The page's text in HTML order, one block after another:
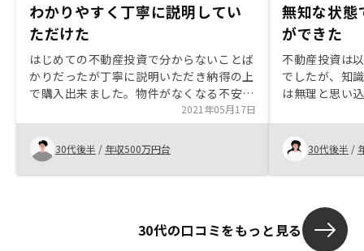
わかりやすく丁寧に説明してい
ただけた
はじめての不動産投資で分からないことば
かりだったが丁寧に説明いただき納得の上
で購入出来ました。物件がなくなる不安は
確かにあるが、時間にゆとりを持ってじっ
くり進められれば心にもゆとりを持って検
討出来ると思いました。
2021年05月17日
30代後半 / 年収500万円台
無知な状態
ができた
不動産投資は
でしたが、知
は無理と思い
ど無く、面倒
り、直ぐに申
30代後半 /
30代の口コミをもっと見る